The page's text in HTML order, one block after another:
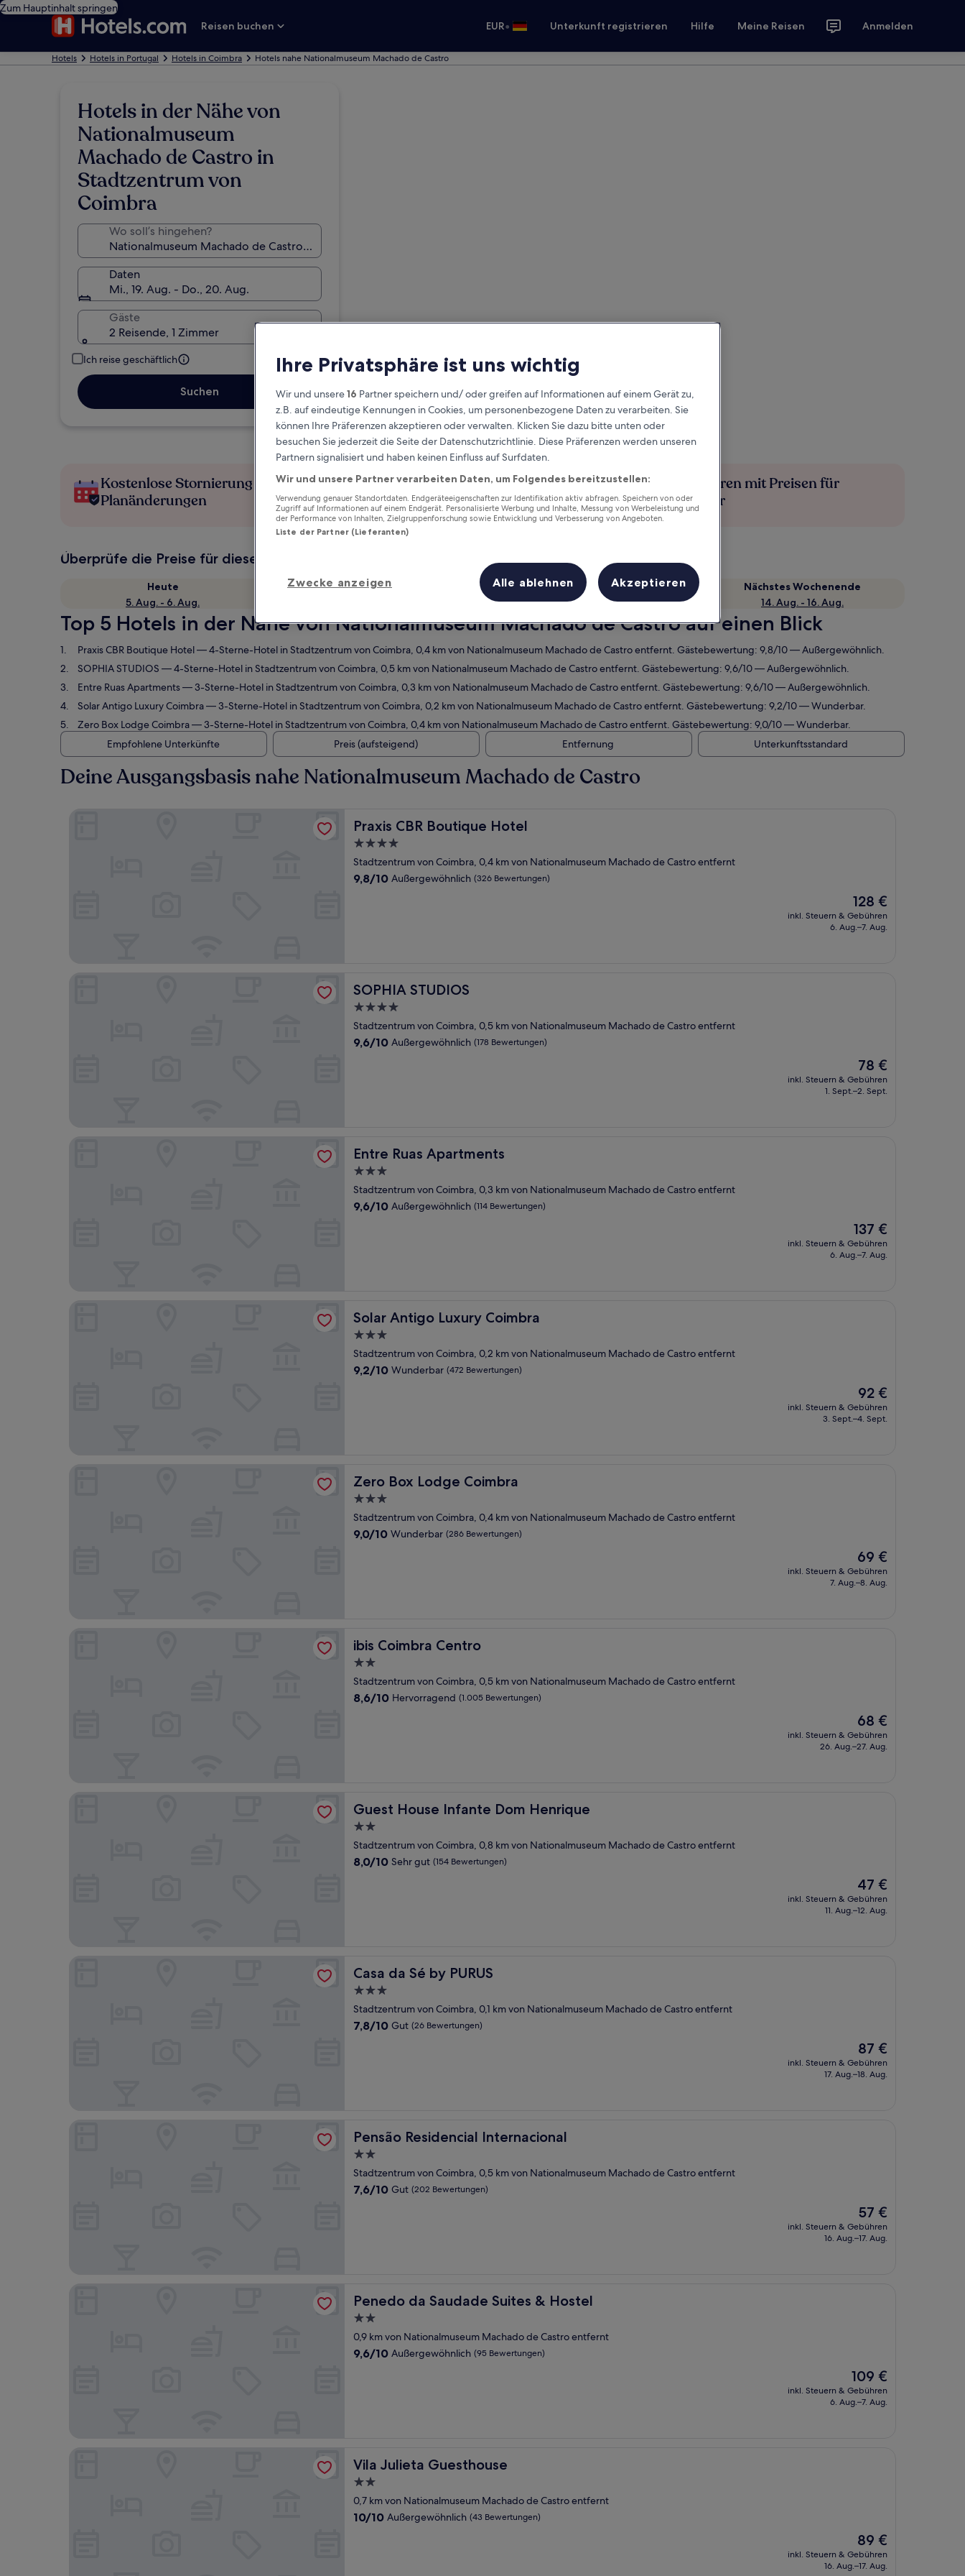
Zum Hauptinhalt springen
Reisen buchen
EUR• Unterkunft registrieren Hilfe Meine Reisen Anmelden
Hotels Hotels in Portugal Hotels in Coimbra Hotels nahe Nationalmuseum Machado de Castro
Hotels in der Nähe von
Nationalmuseum
Machado de Castro in
Stadtzentrum von
Coimbra
Wo soll’s hingehen?
Daten
Mi., 19. Aug. - Do., 20. Aug.
Gäste
2 Reisende, 1 Zimmer
Ich reise geschäftlich
Suchen
Kostenlose Stornierung bei
Planänderungen
Verdiene Prämien für jede
wahrgenommene Übernachtung
Mehr sparen mit Preisen für
Mitglieder
Überprüfe die Preise für diese Daten
Heute
5. Aug. - 6. Aug.
Morgen
Dieses Wochenende
7. Aug. - 9. Aug.
Nächstes Wochenende
14. Aug. - 16. Aug.
Top 5 Hotels in der Nähe von Nationalmuseum Machado de Castro auf einen Blick
Praxis CBR Boutique Hotel— 4-Sterne-Hotel in Stadtzentrum von Coimbra, 0,4 km von Nationalmuseum Machado de Castro entfernt. Gästebewertung: 9,8/10 — Außergewöhnlich.
SOPHIA STUDIOS — 4-Sterne-Hotel in Stadtzentrum von Coimbra, 0,5 km von Nationalmuseum Machado de Castro entfernt. Gästebewertung: 9,6/10 — Außergewöhnlich.
Entre Ruas Apartments— 3-Sterne-Hotel in Stadtzentrum von Coimbra, 0,3 km von Nationalmuseum Machado de Castro entfernt. Gästebewertung: 9,6/10 — Außergewöhnlich.
Solar Antigo Luxury Coimbra— 3-Sterne-Hotel in Stadtzentrum von Coimbra, 0,2 km von Nationalmuseum Machado de Castro entfernt. Gästebewertung: 9,2/10 — Wunderbar.
Zero Box Lodge Coimbra— 3-Sterne-Hotel in Stadtzentrum von Coimbra, 0,4 km von Nationalmuseum Machado de Castro entfernt. Gästebewertung: 9,0/10 — Wunderbar.
Empfohlene Unterkünfte
Preis (aufsteigend) Entfernung Unterkunftsstandard
Deine Ausgangsbasis nahe Nationalmuseum Machado de Castro
Praxis CBR Boutique Hotel
Praxis CBR Boutique Hotel
4.0-
Sterne-
Unterkunft
Stadtzentrum von Coimbra, 0,4 km von Nationalmuseum Machado de Castro entfernt
9.8
9,8/10 Außergewöhnlich (326 Bewertungen)
Der
Preis
beträgt
128 €
inkl. Steuern & Gebühren
6. Aug.–7. Aug.
SOPHIA STUDIOS
SOPHIA STUDIOS
4.0-
Sterne-
Unterkunft
Stadtzentrum von Coimbra, 0,5 km von Nationalmuseum Machado de Castro entfernt
9.6
9,6/10 Außergewöhnlich (178 Bewertungen)
Der
Preis
beträgt
78 €
inkl. Steuern & Gebühren
1. Sept.–2. Sept.
Entre Ruas Apartments
Entre Ruas Apartments
3.0-
Sterne-
Unterkunft
Stadtzentrum von Coimbra, 0,3 km von Nationalmuseum Machado de Castro entfernt
9.6
9,6/10 Außergewöhnlich (114 Bewertungen)
Der
Preis
beträgt
137 €
inkl. Steuern & Gebühren
6. Aug.–7. Aug.
Solar Antigo Luxury Coimbra
Solar Antigo Luxury Coimbra
3.0-
Sterne-
Unterkunft
Stadtzentrum von Coimbra, 0,2 km von Nationalmuseum Machado de Castro entfernt
9.2
9,2/10 Wunderbar (472 Bewertungen)
Der
Preis
beträgt
92 €
inkl. Steuern & Gebühren
3. Sept.–4. Sept.
Zero Box Lodge Coimbra
Zero Box Lodge Coimbra
3.0-
Sterne-
Unterkunft
Stadtzentrum von Coimbra, 0,4 km von Nationalmuseum Machado de Castro entfernt
9.0
9,0/10 Wunderbar (286 Bewertungen)
Der
Preis
beträgt
69 €
inkl. Steuern & Gebühren
7. Aug.–8. Aug.
ibis Coimbra Centro
ibis Coimbra Centro
2.0-
Sterne-
Unterkunft
Stadtzentrum von Coimbra, 0,5 km von Nationalmuseum Machado de Castro entfernt
8.6
8,6/10 Hervorragend (1.005 Bewertungen)
Der
Preis
beträgt
68 €
inkl. Steuern & Gebühren
26. Aug.–27. Aug.
Guest House Infante Dom Henrique
Guest House Infante Dom Henrique
2.0-
Sterne-
Unterkunft
Stadtzentrum von Coimbra, 0,8 km von Nationalmuseum Machado de Castro entfernt
8.0
8,0/10 Sehr gut (154 Bewertungen)
Der
Preis
beträgt
47 €
inkl. Steuern & Gebühren
11. Aug.–12. Aug.
Casa da Sé by PURUS
Casa da Sé by PURUS
3.0-
Sterne-
Unterkunft
Stadtzentrum von Coimbra, 0,1 km von Nationalmuseum Machado de Castro entfernt
7.8
7,8/10 Gut (26 Bewertungen)
Der
Preis
beträgt
87 €
inkl. Steuern & Gebühren
17. Aug.–18. Aug.
Pensão Residencial Internacional
Pensão Residencial Internacional
2.0-
Sterne-
Unterkunft
Stadtzentrum von Coimbra, 0,5 km von Nationalmuseum Machado de Castro entfernt
7.6
7,6/10 Gut (202 Bewertungen)
Der
Preis
beträgt
57 €
inkl. Steuern & Gebühren
16. Aug.–17. Aug.
Penedo da Saudade Suites & Hostel
Penedo da Saudade Suites & Hostel
2.0-
Sterne-
Unterkunft
0,9 km von Nationalmuseum Machado de Castro entfernt
9.6
9,6/10 Außergewöhnlich (95 Bewertungen)
Der
Preis
beträgt
109 €
inkl. Steuern & Gebühren
6. Aug.–7. Aug.
Vila Julieta Guesthouse
Vila Julieta Guesthouse
2.0-
Sterne-
Unterkunft
0,7 km von Nationalmuseum Machado de Castro entfernt
10.0
10/10 Außergewöhnlich (43 Bewertungen)
Der
Preis
beträgt
89 €
inkl. Steuern & Gebühren
16. Aug.–17. Aug.
Ihre Privatsphäre ist uns wichtig
Wir und unsere16 Partner speichern und/ oder greifen auf Informationen auf einem Gerät zu,
z.B. auf eindeutige Kennungen in Cookies, um personenbezogene Daten zu verarbeiten. Sie
können Ihre Präferenzen akzeptieren oder verwalten. Klicken Sie dazu bitte unten oder
besuchen Sie jederzeit die Seite der Datenschutzrichtlinie. Diese Präferenzen werden unseren
Partnern signalisiert und haben keinen Einfluss auf Surfdaten.
Wir und unsere Partner verarbeiten Daten, um Folgendes bereitzustellen:
Verwendung genauer Standortdaten. Endgeräteeigenschaften zur Identifikation aktiv abfragen. Speichern von oder
Zugriff auf Informationen auf einem Endgerät. Personalisierte Werbung und Inhalte, Messung von Werbeleistung und
der Performance von Inhalten, Zielgruppenforschung sowie Entwicklung und Verbesserung von Angeboten.
Liste der Partner (Lieferanten)
Zwecke anzeigen Alle ablehnen Akzeptieren